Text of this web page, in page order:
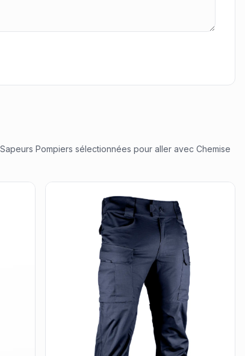
Pompiers sélectionnées pour aller avec Chemise